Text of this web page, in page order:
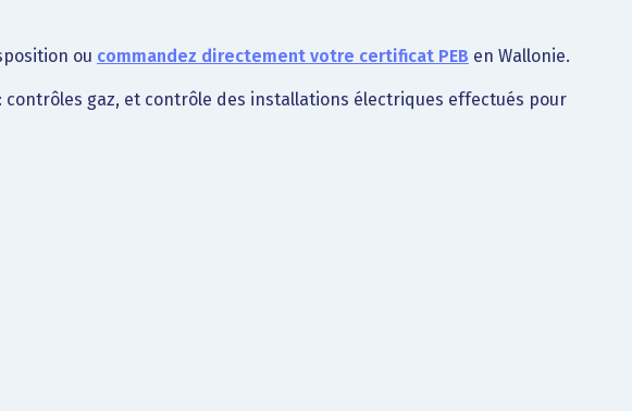
ou commandez directement votre certificat PEB en Wallonie.
gaz, et contrôle des installations électriques effectués pour